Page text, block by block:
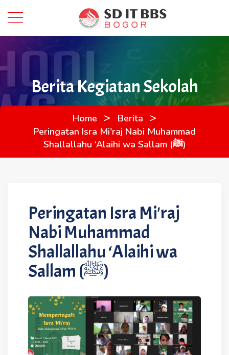
Berita Kegiatan Sekolah
Home > Berita >
Peringatan Isra Mi'raj Nabi Muhammad
Shallallahu ‘Alaihi wa Sallam (ﷺ)
Peringatan Isra Mi'raj
Nabi Muhammad
Shallallahu ‘Alaihi wa
Sallam (ﷺ)